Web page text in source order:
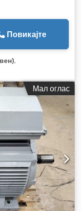
Повикајте
,
Мал оглас